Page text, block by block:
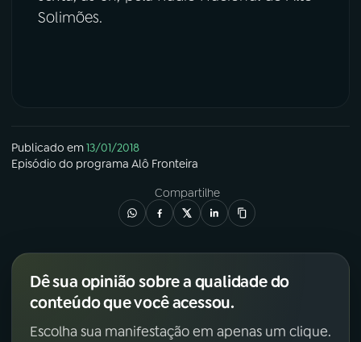
Solimões.
Publicado em13/01/2018
Episódio do programa Alô Fronteira
Compartilhe
Dê sua opinião sobre a qualidade do
conteúdo que você acessou.
Escolha sua manifestação em apenas um clique.